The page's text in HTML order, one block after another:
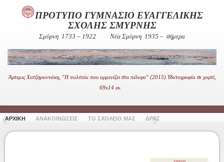
ΠΡΟΤΥΠΟ ΓΥΜΝΑΣΙΟ ΕΥΑΓΓΕΛΙΚΗΣ
ΣΧΟΛΗΣ ΣΜΥΡΝΗΣ
Σμύρνη 1733 – 1922 Νέα Σμύρνη 1935 – σήμερα
Άρτεμις Χατζηγιαννάκη, "Η πολιτεία που αρμενίζει στα πέλαγα" (2015) Υδατογραφία σε χαρτί,
69x14 εκ.
ΑΡΧΙΚΗ ΑΝΑΚΟΙΝΩΣΕΙΣ ΤΟ ΣΧΟΛΕΙΟ ΜΑΣ ΔΡΑΣΤΗΡΙΟΤΗΤΕΣ